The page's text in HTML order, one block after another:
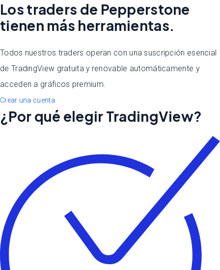
Los traders de Pepperstone
tienen más herramientas.
Todos nuestros traders operan con una suscripción esencial
de TradingView gratuita y renovable automáticamente y
acceden a gráficos premium.
Crear una cuenta
¿Por qué elegir TradingView?